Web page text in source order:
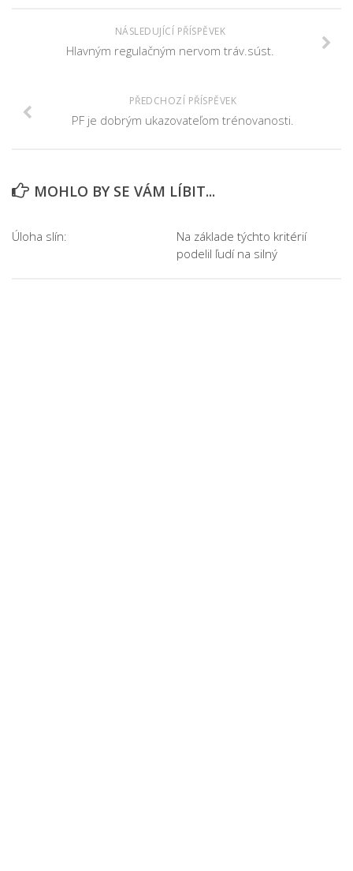
NÁSLEDUJÍCÍ PŘÍSPĚVEK
Hlavným regulačným nervom tráv.súst.
PŘEDCHOZÍ PŘÍSPĚVEK
PF je dobrým ukazovateľom trénovanosti.
MOHLO BY SE VÁM LÍBIT...
Úloha slín:
Na základe týchto kritérií
podelil ľudí na silný